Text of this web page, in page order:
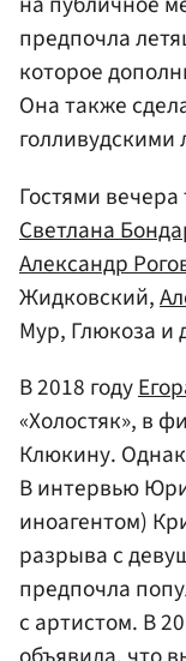
предпочла
которое
Она также
голливудскими
Гостями
Светлана
Александр
Жидковский,
Мур, Глюкоза и
В 2018 году
«Холостяк», в
Клюкину.
В интервью
иноагентом)
разрыва с
предпочла
с артистом. В